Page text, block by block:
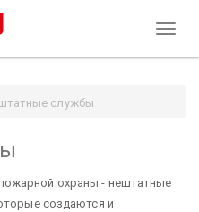
службы
охраны - нештатные
создаются и